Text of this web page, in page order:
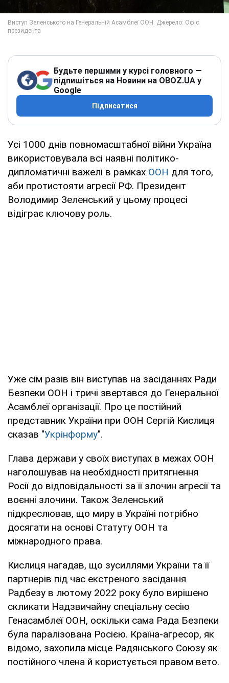
Будьте першими у курсі головного —
підпишіться на Новини на OBOZ.UA у
Google
Підписатися
Усі 1000 днів повномасштабної війни Україна
використовувала всі наявні політико-
дипломатичні важелі в рамках ООН для того,
аби протистояти агресії РФ. Президент
Володимир Зеленський у цьому процесі
відіграє ключову роль.
Уже сім разів він виступав на засіданнях Ради
Безпеки ООН і тричі звертався до Генеральної
Асамблеї організації. Про це постійний
представник України при ООН Сергій Кислиця
сказав "Укрінформу".
Глава держави у своїх виступах в межах ООН
наголошував на необхідності притягнення
Росії до відповідальності за її злочин агресії та
воєнні злочини. Також Зеленський
підкреслював, що миру в Україні потрібно
досягати на основі Статуту ООН та
міжнародного права.
Кислиця нагадав, що зусиллями України та її
партнерів під час екстреного засідання
Радбезу в лютому 2022 року було вирішено
скликати Надзвичайну спеціальну сесію
Генасамблеї ООН, оскільки сама Рада Безпеки
була паралізована Росією. Країна-агресор, як
відомо, захопила місце Радянського Союзу як
постійного члена й користується правом вето.